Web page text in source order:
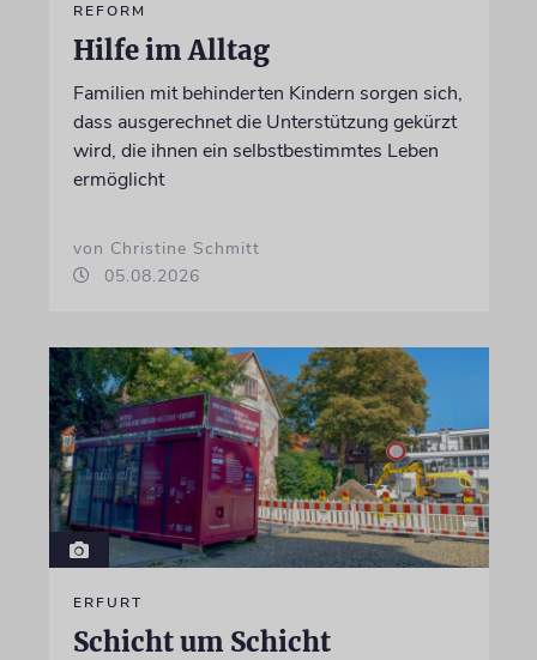
REFORM
Hilfe im Alltag
Familien mit behinderten Kindern sorgen sich,
dass ausgerechnet die Unterstützung gekürzt
wird, die ihnen ein selbstbestimmtes Leben
ermöglicht
von Christine Schmitt
05.08.2026
ERFURT
Schicht um Schicht